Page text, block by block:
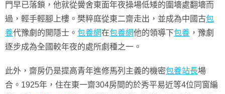
門早已落鎖，他就從黌舍東面年夜操場低矮的圍墻處翻墻而
過，輕手輕腳上樓。樊粹庭從東二齋走出，並成為中國古包
養代豫劇的開隱士。 包養網在包養網他的領導下包養 ，豫劇
逐步成為全國較年夜的處所劇種之一。
此外，齋房仍是提高青年進修馬列主義的機密包養站長場
合。1925年，住在東一齋304房間的於秀平易近等4位同窗編